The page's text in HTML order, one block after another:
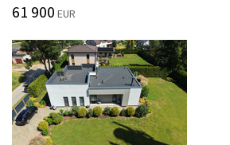
61 900 EUR